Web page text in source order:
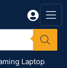
Laptop